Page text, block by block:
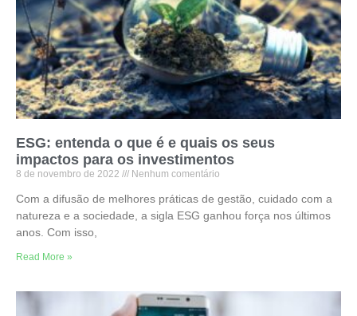
ESG: entenda o que é e quais os seus
impactos para os investimentos
8 de novembro de 2022 Nenhum comentário
Com a difusão de melhores práticas de gestão, cuidado com a
natureza e a sociedade, a sigla ESG ganhou força nos últimos
anos. Com isso,
Read More »